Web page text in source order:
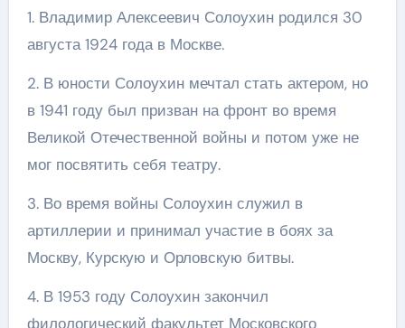
1. Владимир Алексеевич Солоухин родился 30
августа 1924 года в Москве.
2. В юности Солоухин мечтал стать актером, но
в 1941 году был призван на фронт во время
Великой Отечественной войны и потом уже не
мог посвятить себя театру.
3. Во время войны Солоухин служил в
артиллерии и принимал участие в боях за
Москву, Курскую и Орловскую битвы.
4. В 1953 году Солоухин закончил
филологический факультет Московского